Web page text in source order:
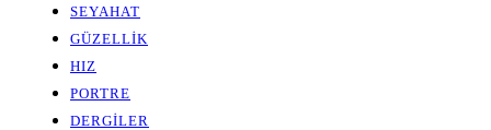
SEYAHAT
GÜZELLİK
HIZ
PORTRE
DERGİLER